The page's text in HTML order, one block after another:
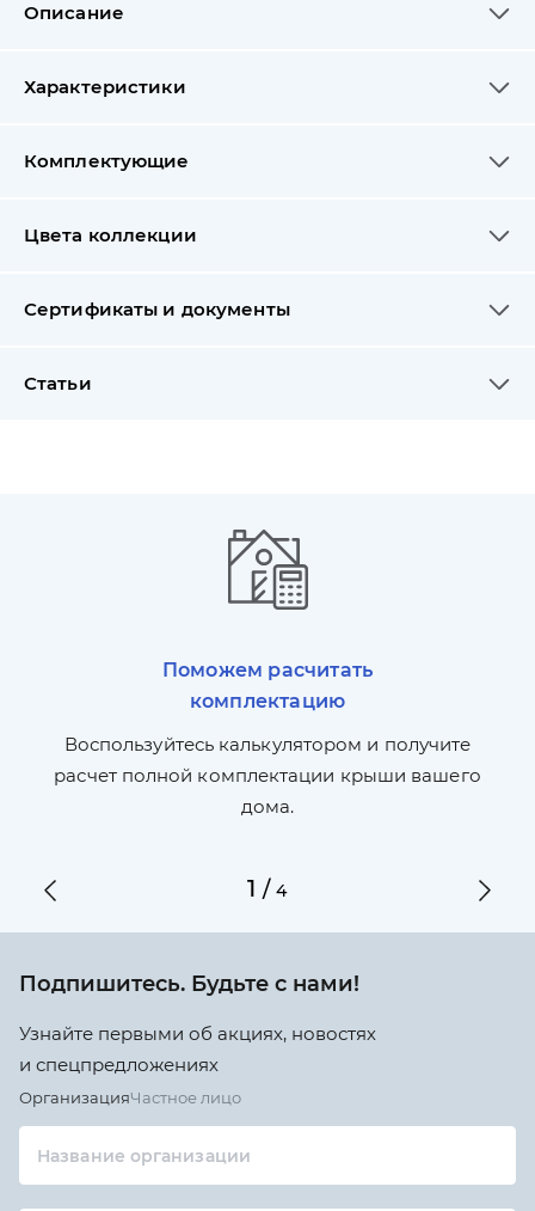
Описание
Характеристики
Комплектующие
Цвета коллекции
Сертификаты и документы
Статьи
Поможем расчитать
комплектацию
Воспользуйтесь калькулятором и получите
расчет полной комплектации крыши вашего
дома.
1 /4
Подпишитесь. Будьте с нами!
Узнайте первыми об акциях, новостях
и спецпредложениях
ОрганизацияЧастное лицо
Название организации